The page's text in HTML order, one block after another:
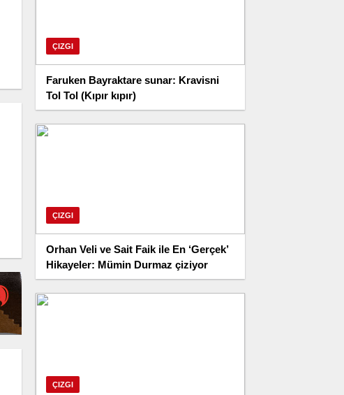
ÇIZGI
Faruken Bayraktare sunar: Kravisni
Tol Tol (Kıpır kıpır)
ÇIZGI
Orhan Veli ve Sait Faik ile En ‘Gerçek’
Hikayeler: Mümin Durmaz çiziyor
ÇIZGI